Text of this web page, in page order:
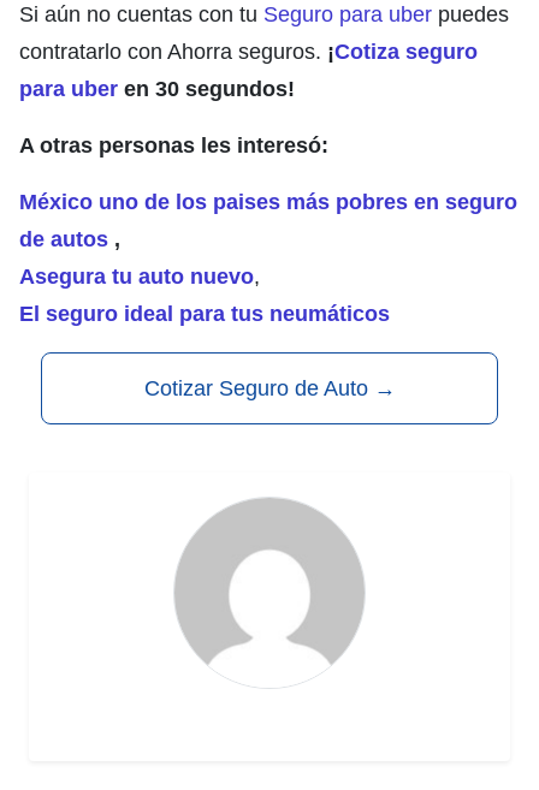
Si aún no cuentas con tu Seguro para uber puedes
contratarlo con Ahorra seguros. ¡Cotiza seguro
para uber en 30 segundos!
A otras personas les interesó:
México uno de los paises más pobres en seguro
de autos ,
Asegura tu auto nuevo,
El seguro ideal para tus neumáticos
Cotizar Seguro de Auto →